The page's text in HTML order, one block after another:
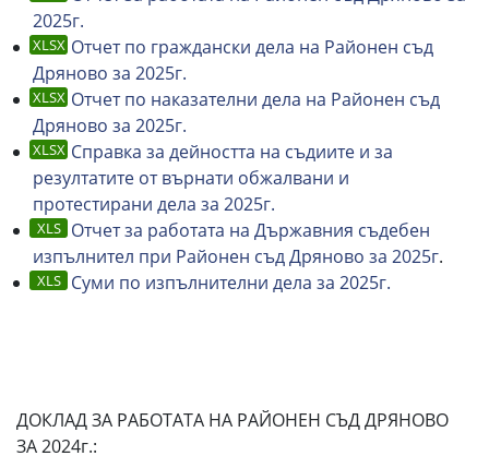
2025г.
Отчет по граждански дела на Районен съд
Дряново за 2025г.
Отчет по наказателни дела на Районен съд
Дряново за 2025г.
Справка за дейността на съдиите и за
резултатите от върнати обжалвани и
протестирани дела за 2025г.
Отчет за работата на Държавния съдебен
изпълнител при Районен съд Дряново за 2025г.
Суми по изпълнителни дела за 2025г.
ДОКЛАД ЗА РАБОТАТА НА РАЙОНЕН СЪД ДРЯНОВО
ЗА 2024г.: